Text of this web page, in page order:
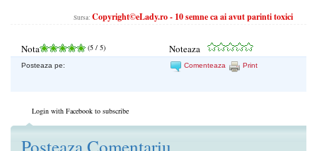
Sursa: Copyright©eLady.ro - 10 semne ca ai avut parinti toxici
Nota (5 / 5) Noteaza
Posteaza pe: Comenteaza Print
Login with Facebook to subscribe
Posteaza Comentariu